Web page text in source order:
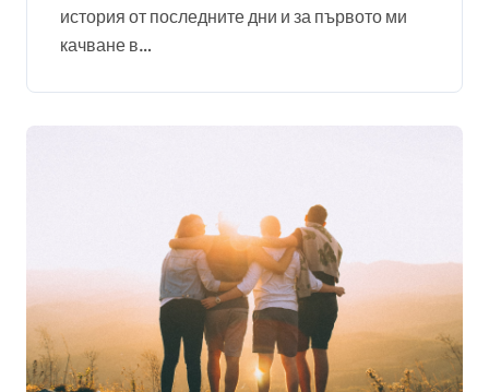
история от последните дни и за първото ми
качване в…